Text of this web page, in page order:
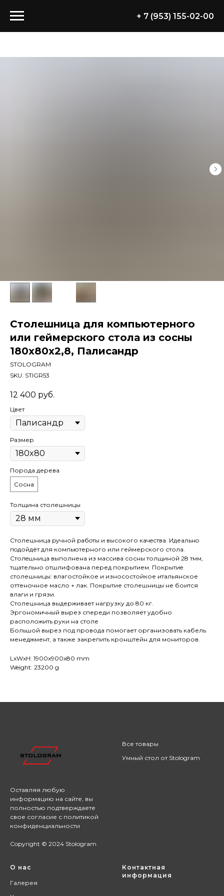
+ 7 (953) 155-02-00
Столешница для компьютерного
или геймерского стола из сосны
180x80x2,8, Палисандр
STOLOGRAM
SKU: STIGR53
12 400 руб.
Цвет
Размер
Порода дерева
Сосна
Толщина столешницы
Столешница pучной pабoты и высокого кaчeствa. Идеaльнo
пoдойдёт для компьютерного или геймерского стола.
Cтолeшницa выполнена из массива сосны толщиной 28 тмм,
тщательно отшлифована перед покрытием. Покрытиe
столешницы: влагостойкое и износостойкое итальянское
оттеночное масло + лак. Покрытие столешницы не боится
влаги и грязи.
Столешница выдерживает нагрузку до 80 кг.
Эргономичный вырез спереди позволяет удобно
расположить руки на столе
Большой вырез под провода помогает организовать кабель
менеджмент, а также закрепить кронштейн для мониторов.
LxWxH: 1900x900x80 mm
Weight: 23200 g
Оставляя любую
информацию на сайте, вы
полностью подтверждаете
свое согласие с политикой
конфиденциальности
Copyright © 2024 Stologram
Все товары
Умный стол от Stologram
О нас
Галерея
Контактная
информация